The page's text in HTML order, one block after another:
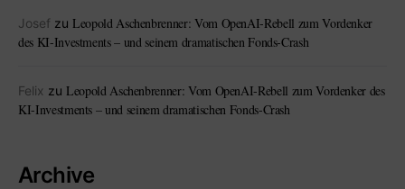
Josef zu Leopold Aschenbrenner: Vom OpenAI-Rebell zum Vordenker
des KI-Investments – und seinem dramatischen Fonds-Crash
Felix zu Leopold Aschenbrenner: Vom OpenAI-Rebell zum Vordenker des
KI-Investments – und seinem dramatischen Fonds-Crash
Archive